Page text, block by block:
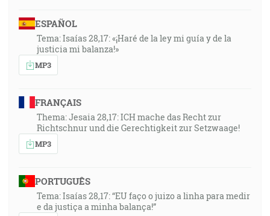
ESPAÑOL
Tema: Isaías 28,17: «¡Haré de la ley mi guía y de la
justicia mi balanza!»
MP3
FRANÇAIS
Thema: Jesaia 28,17: ICH mache das Recht zur
Richtschnur und die Gerechtigkeit zur Setzwaage!
MP3
PORTUGUÊS
Tema: Isaías 28,17: “EU faço o juizo a linha para medir
e da justiça a minha balança!”